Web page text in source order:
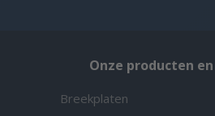
Onze producten
Breekplaten